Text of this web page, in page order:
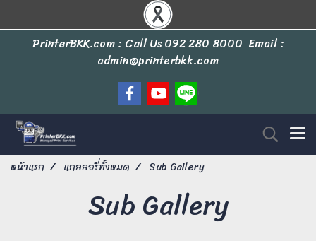
PrinterBKK.com : Call Us092 280 8000 Email :
admin@printerbkk.com
หน้าแรก แกลลอรี่ทั้งหมด Sub Gallery
Sub Gallery